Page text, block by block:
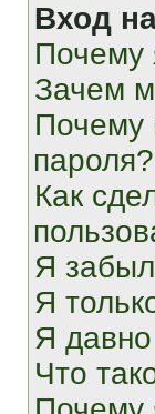
Вход
Почему
Зачем
Почему
пароля?
Как
Я
Я
Я
Что